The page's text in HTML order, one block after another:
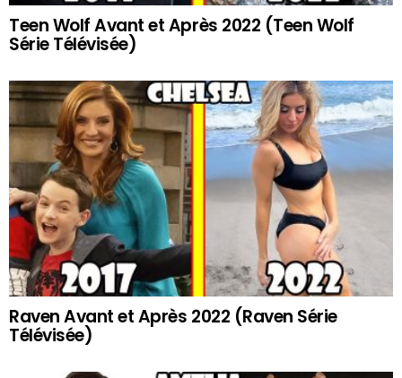
Teen Wolf Avant et Après 2022 (Teen Wolf
Série Télévisée)
Raven Avant et Après 2022 (Raven Série
Télévisée)